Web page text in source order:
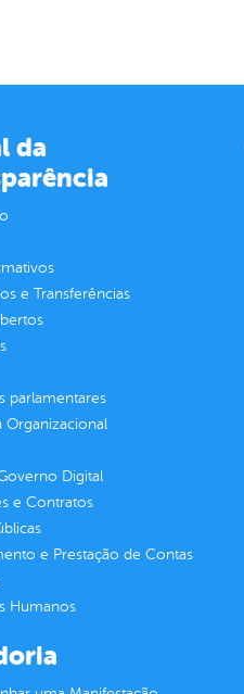
da
e Transferências
parlamentares
Organizacional
Digital
e Contratos
e Prestação de Contas
Humanos